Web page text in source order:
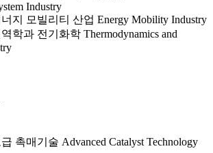
Industry
너지 모빌리티 산업 Energy Mobility Industry
역학과 전기화학 Thermodynamics and
급 촉매기술 Advanced Catalyst Technology